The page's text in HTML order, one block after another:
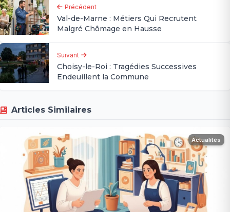
Précédent
Val-de-Marne : Métiers Qui Recrutent
Malgré Chômage en Hausse
Suivant
Choisy-le-Roi : Tragédies Successives
Endeuillent la Commune
Articles Similaires
Actualités